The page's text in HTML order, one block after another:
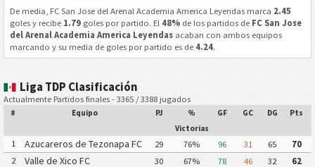
De media, FC San Jose del Arenal Academia America Leyendas marca 2.45
goles y recibe 1.79goles por partido. El 48%de los partidos de FC San Jose
del Arenal Academia America Leyendasacaban con ambos equipos
marcando y su media de goles por partido es de 4.24.
Liga TDP Clasificación
Actualmente Partidos finales - 3365 / 3388 jugados
# Equipo PJ
%
Victorias
GF GC DG Pts
1 Azucareros de Tezonapa FC 29 76% 96 31 65
70
2
Valle de Xico FC 30 67% 78 46 32
62